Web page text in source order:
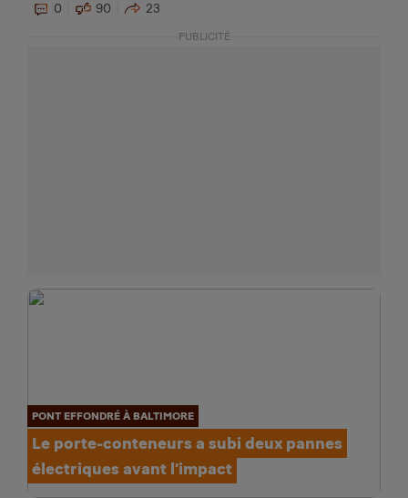
0 90 23
PONT EFFONDRÉ À BALTIMORE
Le porte-conteneurs a subi deux pannes
électriques avant l’impact
PUBLICITÉ